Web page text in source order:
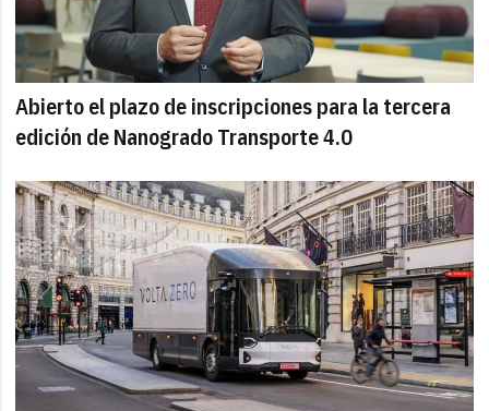
Abierto el plazo de inscripciones para la tercera
edición de Nanogrado Transporte 4.0